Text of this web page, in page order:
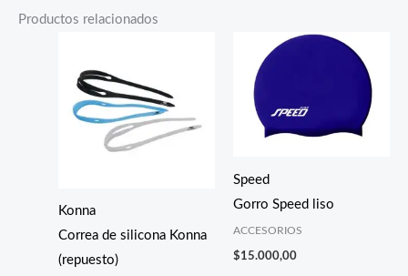
Productos relacionados
Konna
Correa de silicona Konna
(repuesto)
Speed
Gorro Speed liso
ACCESORIOS
$15.000,00